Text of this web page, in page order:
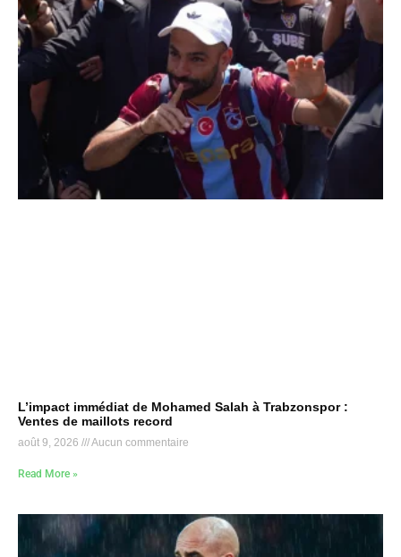
L’impact immédiat de Mohamed Salah à Trabzonspor :
Ventes de maillots record
août 9, 2026 Aucun commentaire
Read More »